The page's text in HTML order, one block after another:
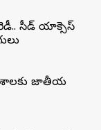
సీడ్‌ యాక్సెస్‌
జాతీయ